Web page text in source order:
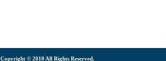
Copyright © 2010 All Rights Reserved.